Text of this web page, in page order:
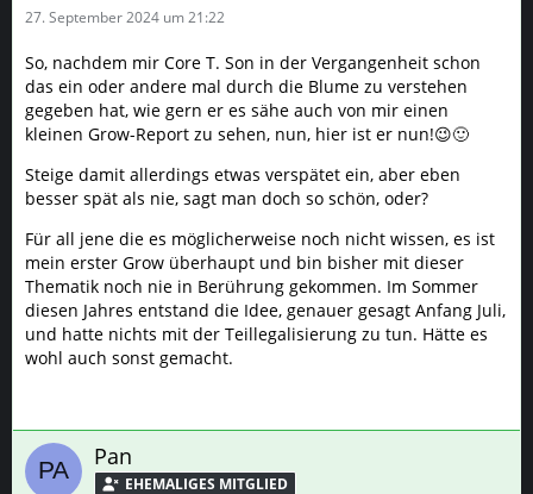
27. September 2024 um 21:22
So, nachdem mir Core T. Son in der Vergangenheit schon
das ein oder andere mal durch die Blume zu verstehen
gegeben hat, wie gern er es sähe auch von mir einen
kleinen Grow-Report zu sehen, nun, hier ist er nun!😉🙂
Steige damit allerdings etwas verspätet ein, aber eben
besser spät als nie, sagt man doch so schön, oder?
Für all jene die es möglicherweise noch nicht wissen, es ist
mein erster Grow überhaupt und bin bisher mit dieser
Thematik noch nie in Berührung gekommen. Im Sommer
diesen Jahres entstand die Idee, genauer gesagt Anfang Juli,
und hatte nichts mit der Teillegalisierung zu tun. Hätte es
wohl auch sonst gemacht.
Pan